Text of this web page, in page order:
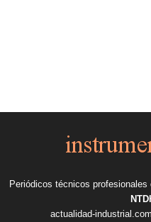
Periódicos técnicos
actualidad-industrial.com